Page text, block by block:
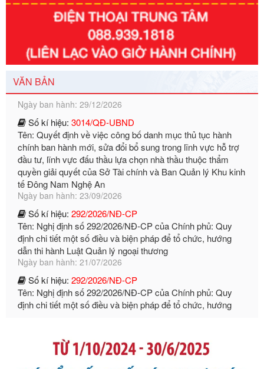
VĂN BẢN
Số kí hiệu: 351/2025/NĐ-CP
Tên: Nghị định số 351/2025/NĐ-CP của Chính phủ: Quy
Ngày ban hành: 29/12/2026
Số kí hiệu:3014/QĐ-UBND
Tên: Quyết định về việc công bố danh mục thủ tục hành
chính ban hành mới, sửa đổi bổ sung trong lĩnh vực hỗ trợ
đầu tư, lĩnh vực đấu thầu lựa chọn nhà thầu thuộc thẩm
quyền giải quyết của Sở Tài chính và Ban Quản lý Khu kinh
tế Đông Nam Nghệ An
Ngày ban hành: 23/09/2026
Số kí hiệu:292/2026/NĐ-CP
Tên: Nghị định số 292/2026/NĐ-CP của Chính phủ: Quy
định chi tiết một số điều và biện pháp để tổ chức, hướng
dẫn thi hành Luật Quản lý ngoại thương
Ngày ban hành: 21/07/2026
Số kí hiệu:292/2026/NĐ-CP
Tên: Nghị định số 292/2026/NĐ-CP của Chính phủ: Quy
định chi tiết một số điều và biện pháp để tổ chức, hướng
dẫn thi hành Luật Quản lý ngoại thương
Ngày ban hành: 21/07/2026
Tên: Thông tư số 105/2026/TT-BTC của Bộ Tài chính: Bãi
bỏ Thông tư số 87/2019/TT- BТC ngày 19 tháng 12 năm
2019 của Bộ trưởng Bộ Tài chính hướng dẫn thực hiện xử